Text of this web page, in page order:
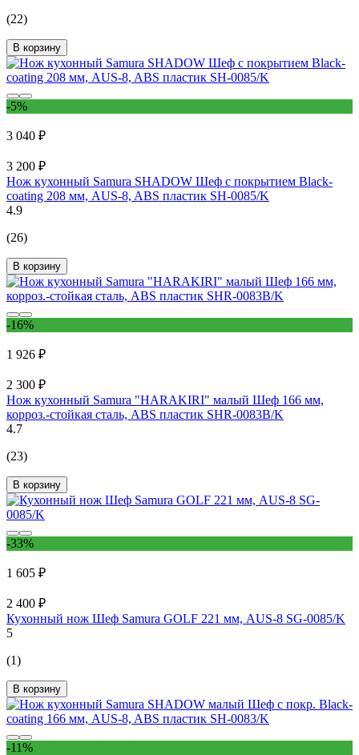
(22)
В корзину
-5%
3 040 ₽
3 200 ₽
Нож кухонный Samura SHADOW Шеф с покрытием Black-
coating 208 мм, AUS-8, ABS пластик SH-0085/K
4.9
(26)
В корзину
-16%
1 926 ₽
2 300 ₽
Нож кухонный Samura "HARAKIRI" малый Шеф 166 мм,
корроз.-стойкая сталь, ABS пластик SHR-0083B/K
4.7
(23)
В корзину
-33%
1 605 ₽
2 400 ₽
Кухонный нож Шеф Samura GOLF 221 мм, AUS-8 SG-0085/K
5
(1)
В корзину
-11%